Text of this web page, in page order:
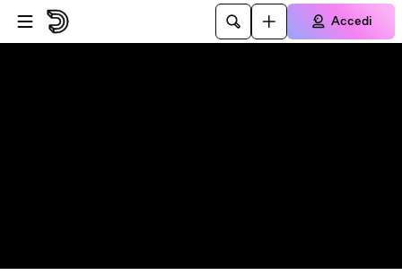
Vai al lettore
Passa al contenuto principale
Accedi